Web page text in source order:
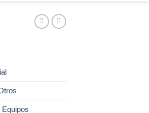
Equipos